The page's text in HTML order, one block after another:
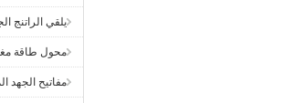
يلقي الراتنج
محول طاقة
مفاتيح الجهد